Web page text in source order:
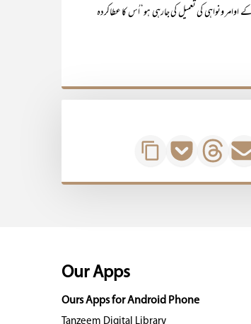
اوامر ونواہی کی تعمیل کی جارہی ہو‘ اُس کا عطاکردہ
Our Apps
Ours Apps for Android Phone
Tanzeem Digital Library